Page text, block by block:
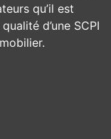
qu’il est
d’une SCPI